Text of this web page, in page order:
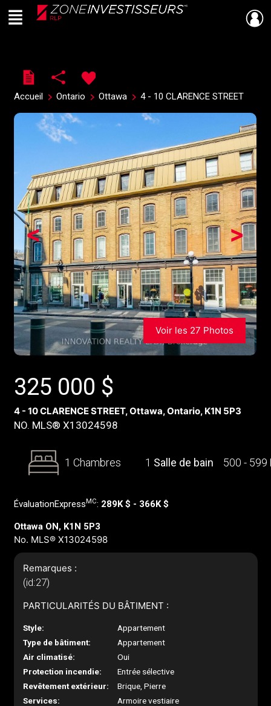
Live
En Direct
Menu
Accueil Ontario Ottawa 4 - 10 CLARENCE STREET
>
<
Voir les 27 Photos
325 000 $
4 - 10 CLARENCE STREET, Ottawa, Ontario, K1N 5P3
NO. MLS® X13024598
1 Chambres 1 Salle de bain 500 - 599
ÉvaluationExpress MC: 289K $ - 366K $
Ottawa ON, K1N 5P3
No. MLS® X13024598
Remarques :
(id:27)
PARTICULARITÉS DU BÂTIMENT :
Style:
Appartement
Type de bâtiment:
Appartement
Air climatisé:
Oui
Protection incendie:
Entrée sélective
Revêtement extérieur:
Brique, Pierre
Services:
Armoire vestiaire